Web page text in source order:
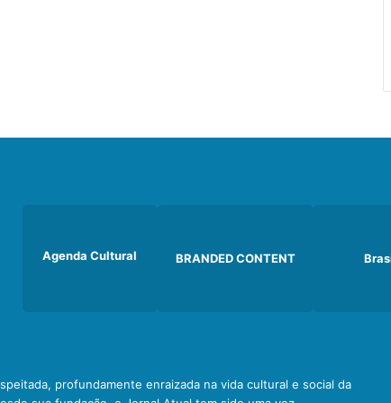
Agenda Cultural BRANDED CONTENT
profundamente enraizada na vida cultural e social da